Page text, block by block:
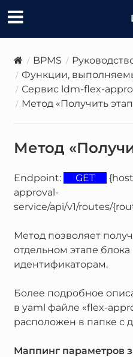
BPMS
Функции,
Сервис ldm-flex-
Метод «Получить
Метод
Endpoint: GET
approval-
service/api/v1/routes/
Метод позволяет
отдельном этапе
идентификаторам.
Более подробное
в yaml файле «flex-
расположен в папке с
Маппинг параметров